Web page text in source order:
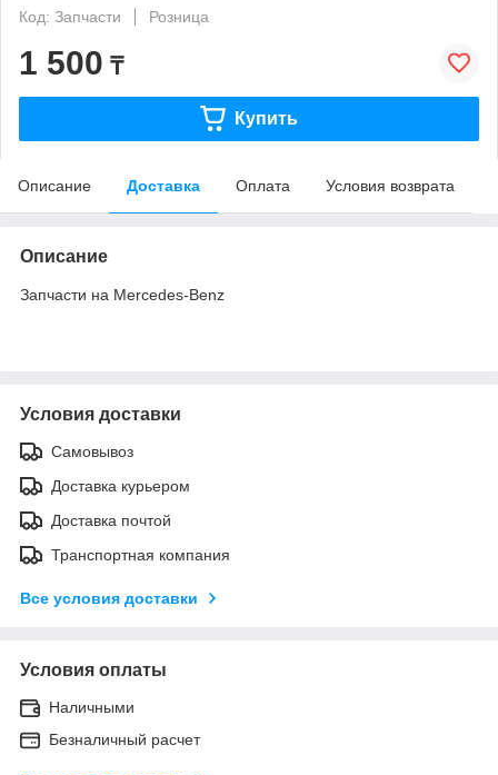
Код: Запчасти
Розница
1 500 ₸
Купить
Описание Доставка Оплата Условия возврата
Описание
Запчасти на Mercedes-Benz
Условия доставки
Самовывоз
Доставка курьером
Доставка почтой
Транспортная компания
Все условия доставки
Условия оплаты
Наличными
Безналичный расчет